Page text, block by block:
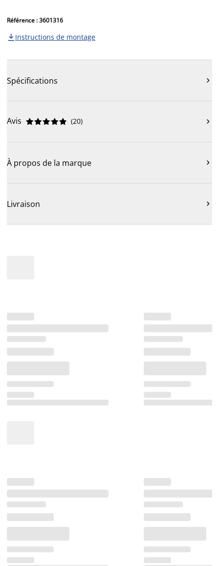
Référence : 3601316
 Instructions de montage
Spécifications 
Avis 




 (20) 
À propos de la marque 
Livraison 